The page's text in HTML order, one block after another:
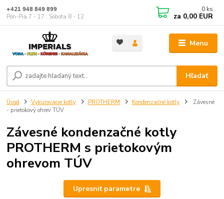
Menu
Hľadať
+421 948 849 899
Pon-Pia 7 - 17 ; Sobota 8 - 12
0 ks
za 0,00 EUR
Úvod Vykurovacie kotly PROTHERM Kondenzačné kotly
Závesné
- prietokový ohrev TÚV
Závesné kondenzačné kotly
PROTHERM s prietokovým
ohrevom TÚV
Upresniť parametre